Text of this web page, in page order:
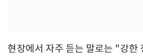
현장에서 자주 듣는 말로는 "강한